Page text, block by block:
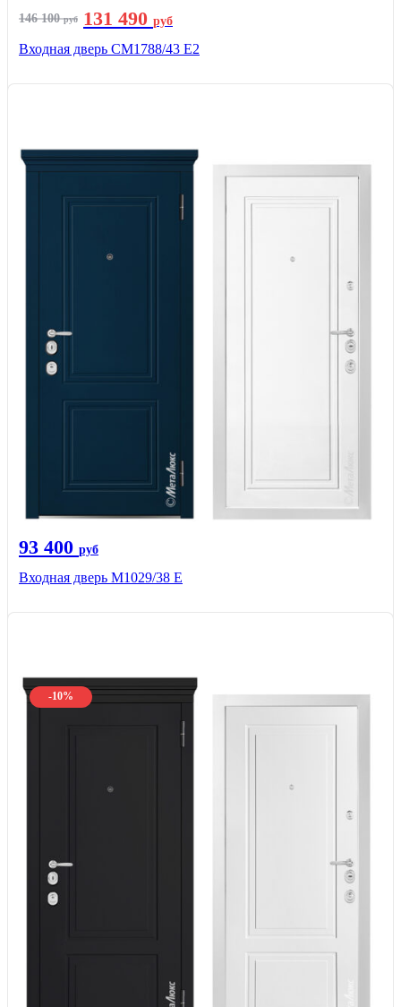
146 100руб 131 490 руб
Входная дверь СМ1788/43 E2
93 400 руб
Входная дверь М1029/38 E
-10%